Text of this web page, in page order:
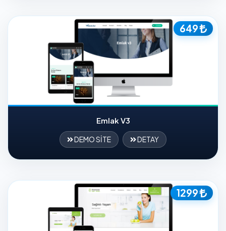
649
Emlak V3
DEMO SİTE DETAY
1299